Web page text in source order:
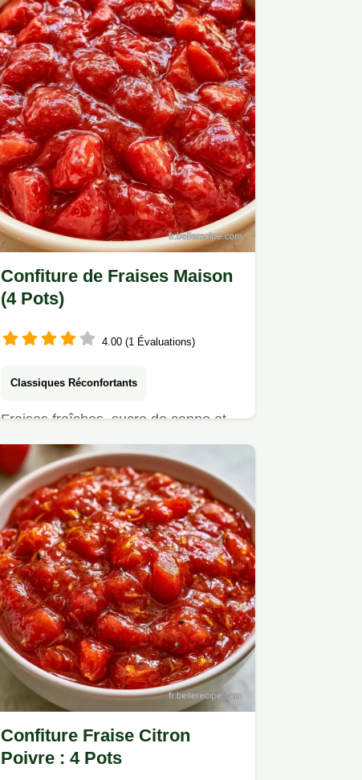
substituts.
Confiture de Fraises Maison
(4 Pots)
4.00 (1 Évaluations)
Classiques Réconfortants
Fraises fraîches, sucre de canne et
citron pour une Confiture de fraises.
Confiture Fraise Citron
Poivre : 4 Pots